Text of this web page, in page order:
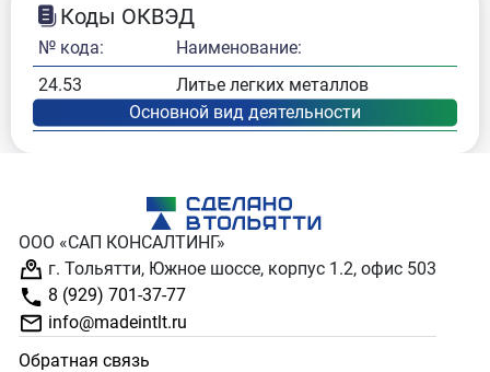
Коды ОКВЭД
№ кода:
Наименование:
24.53
Литье легких металлов
ООО «САП КОНСАЛТИНГ»
г. Тольятти, Южное шоссе, корпус 1.2, офис 503
8 (929) 701-37-77
info@madeintlt.ru
Обратная связь